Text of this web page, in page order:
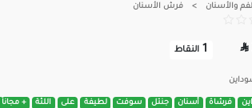
والأسنان > فرش الأسنان

1 النقاط
فرشاة أسنان جنتل سوفت لطيفة على اللثة + مجاناً